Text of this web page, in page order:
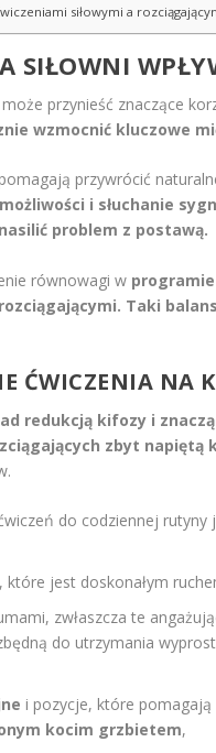
siłowymi a
SIŁOWNI
może przynieść znaczące
wzmocnić kluczowe
pomagają przywrócić
i słuchanie
problem z postawą.
równowagi w
Taki
ĆWICZENIA NA
redukcją kifozy i
zbyt napiętą
do codziennej
, które jest doskonałym
zwłaszcza te
do utrzymania
i pozycje, które pomagają
kocim grzbietem,